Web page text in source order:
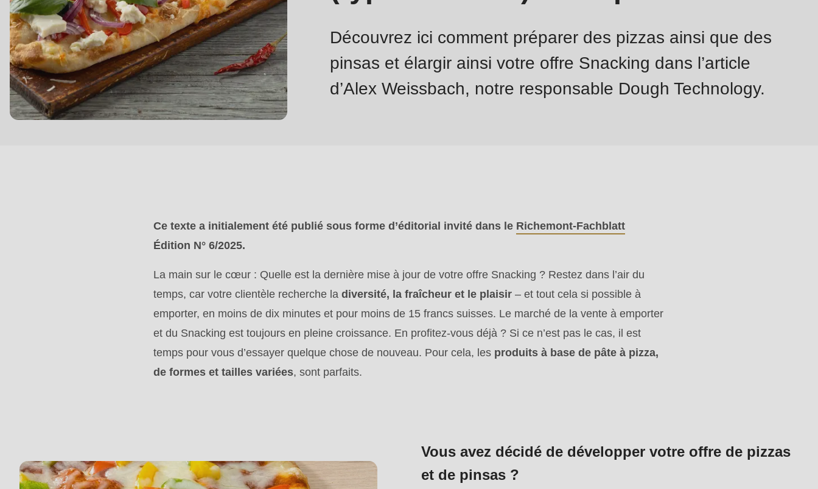
($string)
of
type
string
is
deprecated
modules/custom/rondo_contact/src/ContactService.php ).
($string)
Découvrez ici comment préparer des pizzas ainsi que des
pinsas et élargir ainsi votre offre Snacking dans l’article
d’Alex Weissbach, notre responsable Dough Technology.
Ce texte a initialement été publié sous forme d’éditorial invité dans le Richemont-Fachblatt
Édition N° 6/2025.
La main sur le cœur : Quelle est la dernière mise à jour de votre offre Snacking ? Restez dans l’air du
temps, car votre clientèle recherche la diversité, la fraîcheur et le plaisir – et tout cela si possible à
emporter, en moins de dix minutes et pour moins de 15 francs suisses. Le marché de la vente à emporter
et du Snacking est toujours en pleine croissance. En profitez-vous déjà ? Si ce n’est pas le cas, il est
temps pour vous d’essayer quelque chose de nouveau. Pour cela, les produits à base de pâte à pizza,
de formes et tailles variées, sont parfaits.
Vous avez décidé de développer votre offre de pizzas
et de pinsas ?